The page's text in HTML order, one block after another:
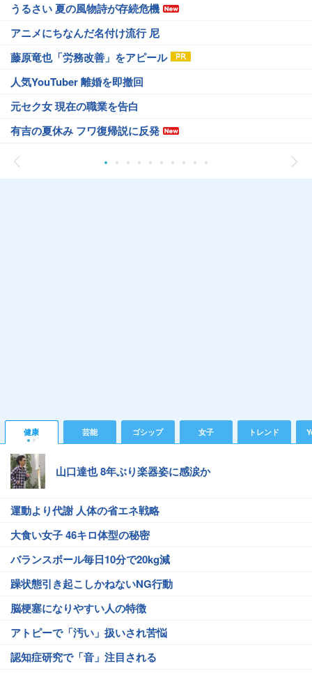
うるさい 夏の風物詩が存続危機
アニメにちなんだ名付け流行 尼
藤原竜也「労務改善」をアピール
人気YouTuber 離婚を即撤回
元セク女 現在の職業を告白
有吉の夏休み フワ復帰説に反発
健康 芸能 ゴシップ 女子 トレンド
山口達也 8年ぶり楽器姿に感涙か
運動より代謝 人体の省エネ戦略
大食い女子 46キロ体型の秘密
バランスボール毎日10分で20kg減
躁状態引き起こしかねないNG行動
脳梗塞になりやすい人の特徴
アトピーで「汚い」扱いされ苦悩
認知症研究で「音」注目される